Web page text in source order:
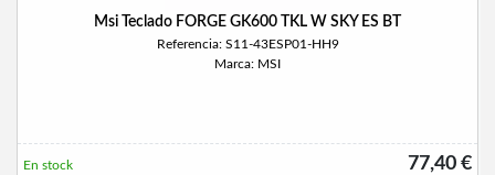
Msi Teclado FORGE GK600 TKL W SKY ES BT
Referencia: S11-43ESP01-HH9
Marca: MSI
77,40 €
En stock